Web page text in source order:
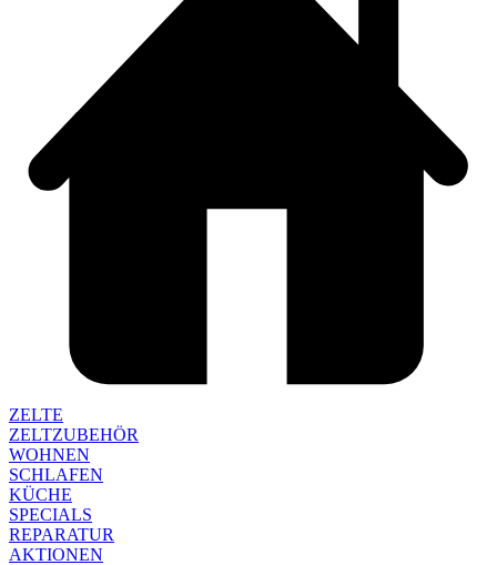
ZELTE
ZELTZUBEHÖR
WOHNEN
SCHLAFEN
KÜCHE
SPECIALS
REPARATUR
AKTIONEN